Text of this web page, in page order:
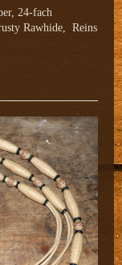
24-fach
Rawhide, Reins